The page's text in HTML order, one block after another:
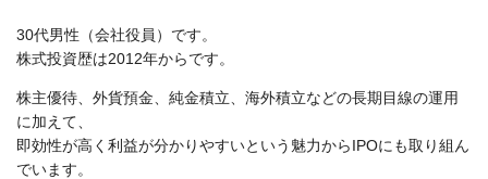
30代男性（会社役員）です。
株式投資歴は2012年からです。
株主優待、外貨預金、純金積立、海外積立などの長期目線の運用
に加えて、
即効性が高く利益が分かりやすいという魅力からIPOにも取り組ん
でいます。